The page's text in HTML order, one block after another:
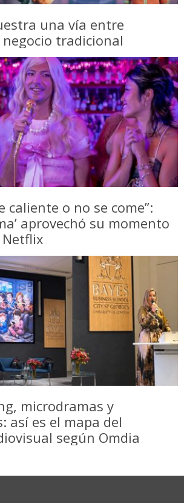
una vía entre
negocio tradicional
caliente o no se come”:
aprovechó su momento
microdramas y
así es el mapa del
según Omdia